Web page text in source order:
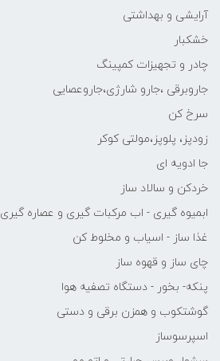
آرایشی و بهداشتی
خشکبار
چادر و تجهیزات کمپینگ
جاروبرقی ،جارو شارژی،جاروعصایی
سرخ کن
زودپز، پلوپز،مولتی کوکر
جا ادویه ای
خردکن و سالاد ساز
ابمیوه گیری - اب مرکبات گیری و عصاره گیری
غذا ساز - اسیاب و مخلوط کن
چای ساز و قهوه ساز
پنکه- بخور - دستگاه تصفیه هوا
گوشتکوب و همزن برقی و دستی
اسپرسوساز